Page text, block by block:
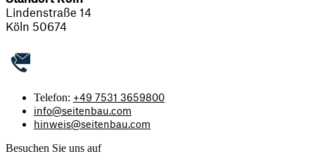
Lindenstraße 14
Köln 50674
Telefon: +49 7531 3659800
info@seitenbau.com
hinweis@seitenbau.com
Besuchen Sie uns auf